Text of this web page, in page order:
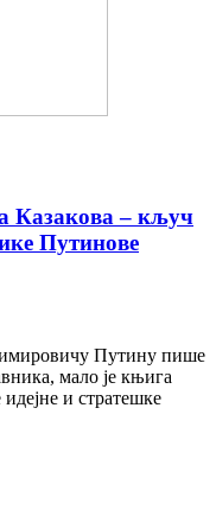
Казакова – кључ
Путинове
Путину пише
мало је књига
и стратешке